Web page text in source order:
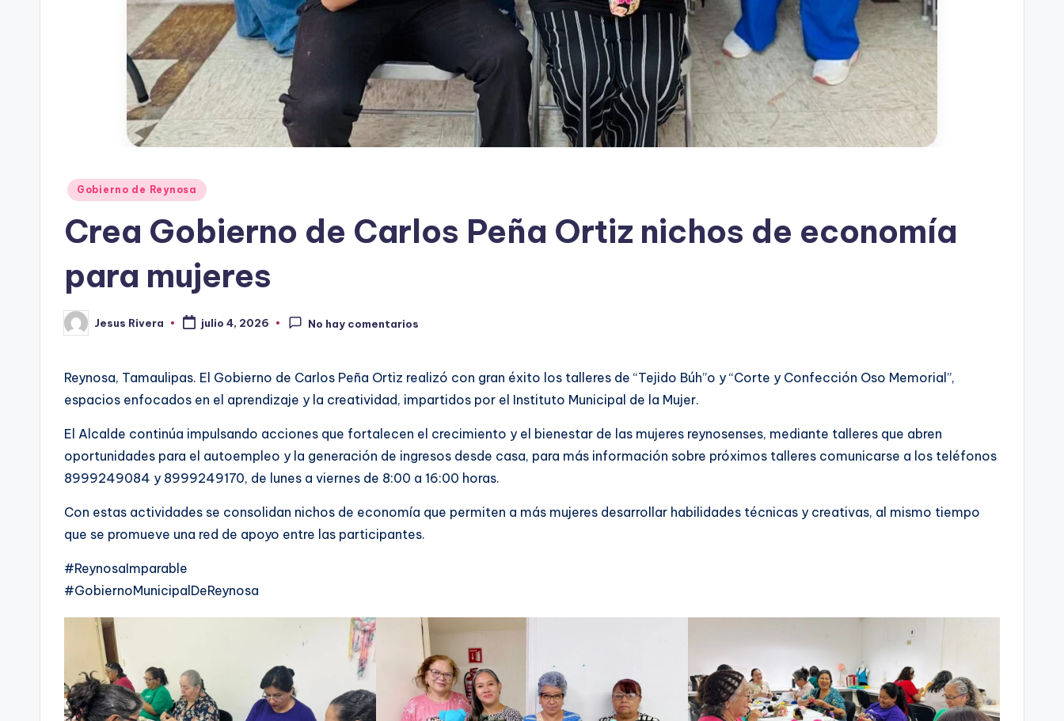
Publicado
Gobierno de Reynosa
Crea Gobierno de Carlos Peña Ortiz nichos de economía
para mujeres
Publicado
por
Jesus Rivera julio 4, 2026 No hay comentarios
Reynosa, Tamaulipas. El Gobierno de Carlos Peña Ortiz realizó con gran éxito los talleres de “Tejido Búh”o y “Corte y Confección Oso Memorial”,
espacios enfocados en el aprendizaje y la creatividad, impartidos por el Instituto Municipal de la Mujer.
El Alcalde continúa impulsando acciones que fortalecen el crecimiento y el bienestar de las mujeres reynosenses, mediante talleres que abren
oportunidades para el autoempleo y la generación de ingresos desde casa, para más información sobre próximos talleres comunicarse a los teléfonos
8999249084 y 8999249170, de lunes a viernes de 8:00 a 16:00 horas.
Con estas actividades se consolidan nichos de economía que permiten a más mujeres desarrollar habilidades técnicas y creativas, al mismo tiempo
que se promueve una red de apoyo entre las participantes.
#ReynosaImparable
#GobiernoMunicipalDeReynosa